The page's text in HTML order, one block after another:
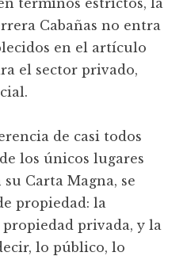
términos estrictos, la
Cabañas no entra
en el artículo
el sector privado,
de casi todos
los únicos lugares
Carta Magna, se
propiedad: la
privada, y la
lo público, lo